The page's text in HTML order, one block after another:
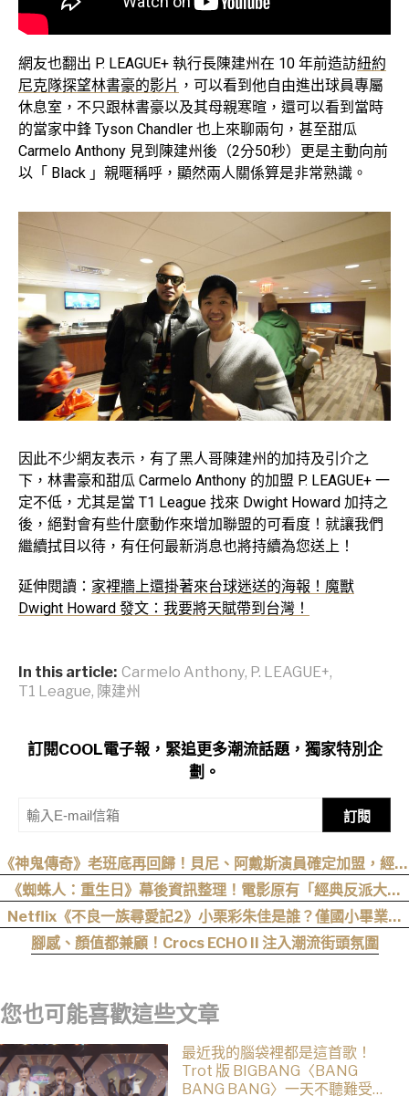
網友也翻出 P. LEAGUE+ 執行長陳建州在 10 年前造訪紐約
尼克隊探望林書豪的影片 ，可以看到他自由進出球員專屬
休息室，不只跟林書豪以及其母親寒暄，還可以看到當時
的當家中鋒 Tyson Chandler 也上來聊兩句，甚至甜瓜
Carmelo Anthony 見到陳建州後（2分50秒）更是主動向前
以「 Black 」親暱稱呼，顯然兩人關係算是非常熟識。
因此不少網友表示，有了黑人哥陳建州的加持及引介之
下，林書豪和甜瓜 Carmelo Anthony 的加盟 P. LEAGUE+ 一
定不低，尤其是當 T1 League 找來 Dwight Howard 加持之
後，絕對會有些什麼動作來增加聯盟的可看度！就讓我們
繼續拭目以待，有任何最新消息也將持續為您送上！
延伸閱讀： 家裡牆上還掛著來台球迷送的海報！魔獸
Dwight Howard 發文：我要將天賦帶到台灣！
In this article: Carmelo Anthony, P. LEAGUE+,
T1 League, 陳建州
訂閱COOL電子報，緊追更多潮流話題，獨家特別企
劃。
訂閱
《神鬼傳奇》老班底再回歸！貝尼、阿戴斯演員確定加盟，經典
三部曲陣容持續集結
《蜘蛛人：重生日》幕後資訊整理！電影原有「經典反派大混
戰」，湯姆點名想跟「霹靂火」合作！邁爾斯注定加入 MCU
Netflix《不良一族尋愛記2》小栗彩朱佳是誰？僅國小畢業人
生超戲劇化，IG、背景一次認識
腳感、顏值都兼顧！Crocs ECHO II 注入潮流街頭氛圍
您也可能喜歡這些文章
最近我的腦袋裡都是這首歌！
Trot 版 BIGBANG〈BANG
BANG BANG〉一天不聽難受，